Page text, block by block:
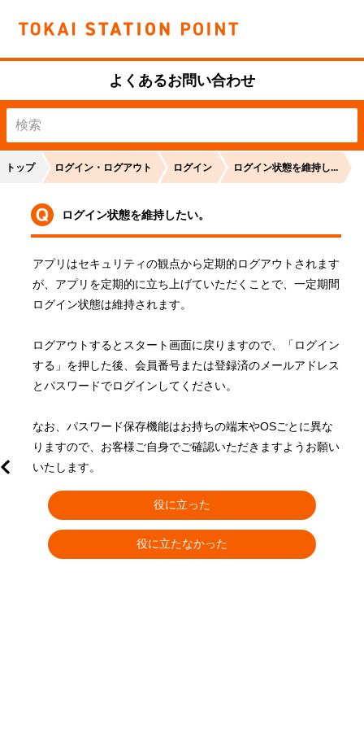
よくあるお問い合わせ
トップ ログイン・ログアウト ログイン ログイン状態を維持し...
ログイン状態を維持したい。
アプリはセキュリティの観点から定期的ログアウトされます
が、アプリを定期的に立ち上げていただくことで、一定期間
ログイン状態は維持されます。
ログアウトするとスタート画面に戻りますので、「ログイン
する」を押した後、会員番号または登録済のメールアドレス
とパスワードでログインしてください。
なお、パスワード保存機能はお持ちの端末やOSごとに異な
りますので、お客様ご自身でご確認いただきますようお願い
いたします。
役に立った
役に立たなかった